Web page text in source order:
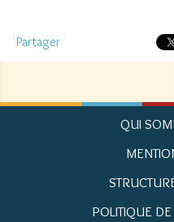
Partager
QUI
POLITIQUE